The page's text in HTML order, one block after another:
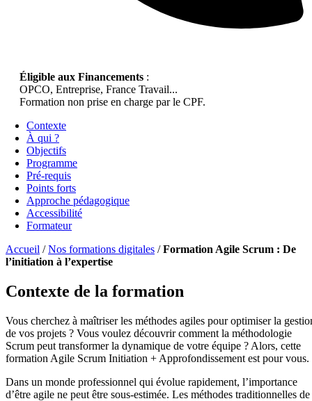
Éligible aux Financements :
OPCO, Entreprise, France Travail...
Formation non prise en charge par le CPF.
Contexte
À qui ?
Objectifs
Programme
Pré-requis
Points forts
Approche pédagogique
Accessibilité
Formateur
Accueil /Nos formations digitales /Formation Agile Scrum : De
l’initiation à l’expertise
Contexte de la formation
Vous cherchez à maîtriser les méthodes agiles pour optimiser la
de vos projets ? Vous voulez découvrir comment la méthodologie
Scrum peut transformer la dynamique de votre équipe ? Alors, cette
formation Agile Scrum Initiation + Approfondissement est pour vous.
Dans un monde professionnel qui évolue rapidement, l’importance
d’être agile ne peut être sous-estimée. Les méthodes traditionnelles de